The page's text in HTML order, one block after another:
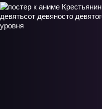
имеет себе равных в
знаниях игры» ТВ-1